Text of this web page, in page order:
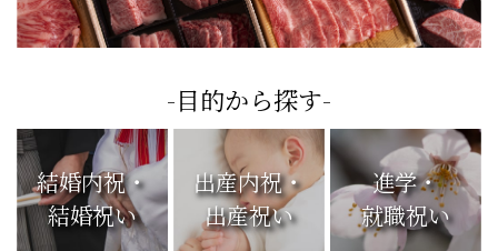
-目的から探す-
結婚内祝・
結婚祝い
出産内祝・
出産祝い
進学・
就職祝い